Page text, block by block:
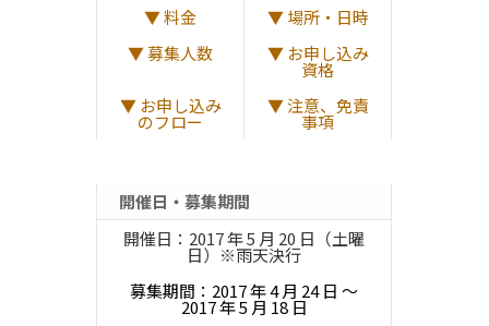
▼ 料金
▼ 場所・日時
▼ 募集人数
▼ お申し込み
資格
▼ お申し込み
のフロー
▼ 注意、免責
事項
開催日・募集期間
開催日：2017 年 5 月 20 日（土曜
日）※雨天決行
募集期間：2017 年 4 月 24 日 ～
2017 年 5 月 18 日